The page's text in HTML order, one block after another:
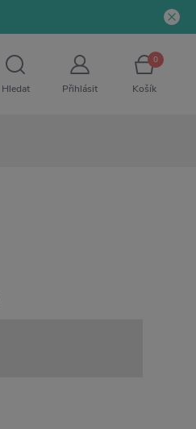
Hledat Přihlásit
0
Košík